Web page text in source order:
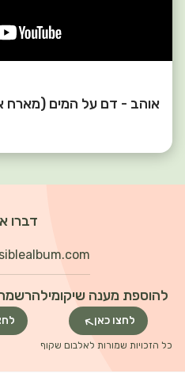
אוהב - דם על המים (מארח
דברו
להוספת מענה שיקומי
לחצו כאן
להרשמה
כל הזכויות שמורות לאלבום שקוף